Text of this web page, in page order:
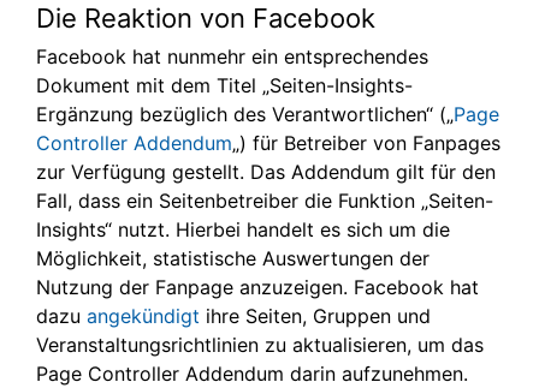
Die Reaktion von Facebook
Facebook hat nunmehr ein entsprechendes
Dokument mit dem Titel „Seiten-Insights-
Ergänzung bezüglich des Verantwortlichen“ („Page
Controller Addendum„) für Betreiber von Fanpages
zur Verfügung gestellt. Das Addendum gilt für den
Fall, dass ein Seitenbetreiber die Funktion „Seiten-
Insights“ nutzt. Hierbei handelt es sich um die
Möglichkeit, statistische Auswertungen der
Nutzung der Fanpage anzuzeigen. Facebook hat
dazu angekündigt ihre Seiten, Gruppen und
Veranstaltungsrichtlinien zu aktualisieren, um das
Page Controller Addendum darin aufzunehmen.